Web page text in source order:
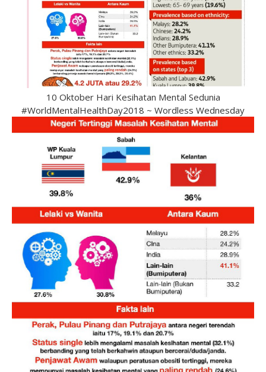
10 Oktober Hari Kesihatan Mental Sedunia
#WorldMentalHealthDay2018 ~ Wordless Wednesday